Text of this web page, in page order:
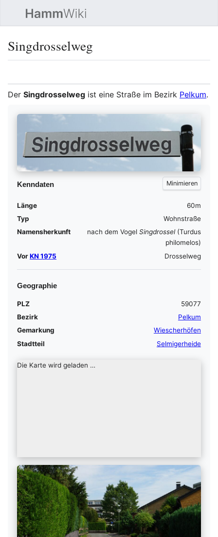
Singdrosselweg
Der Singdrosselweg ist eine Straße im Bezirk Pelkum.
Kenndaten
Länge
60m
Typ
Wohnstraße
Namensherkunft
nach dem Vogel Singdrossel(Turdus
philomelos)
VorKN 1975 Drosselweg
Geographie
PLZ
59077
Bezirk
Pelkum
Gemarkung
Wiescherhöfen
Stadtteil
Selmigerheide
Die Karte wird geladen …